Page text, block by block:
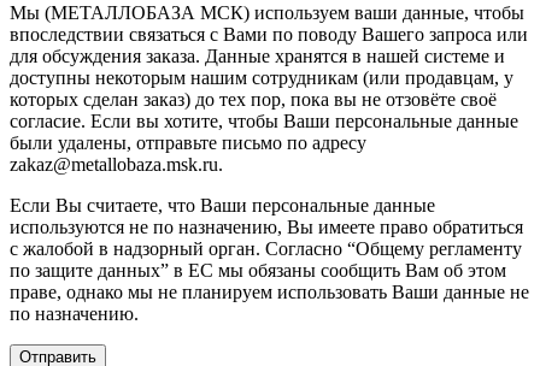
Мы (МЕТАЛЛОБАЗА МСК) используем ваши данные, чтобы
впоследствии связаться с Вами по поводу Вашего запроса или
для обсуждения заказа. Данные хранятся в нашей системе и
доступны некоторым нашим сотрудникам (или продавцам, у
которых сделан заказ) до тех пор, пока вы не отзовёте своё
согласие. Если вы хотите, чтобы Ваши персональные данные
были удалены, отправьте письмо по адресу
zakaz@metallobaza.msk.ru.
Если Вы считаете, что Ваши персональные данные
используются не по назначению, Вы имеете право обратиться
с жалобой в надзорный орган. Согласно “Общему регламенту
по защите данных” в ЕС мы обязаны сообщить Вам об этом
праве, однако мы не планируем использовать Ваши данные не
по назначению.
Отправить